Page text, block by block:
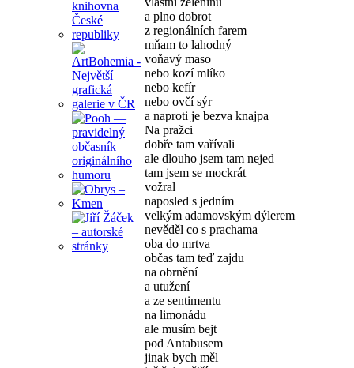
a plno dobrot
z regionálních farem
mňam to lahodný
voňavý maso
nebo kozí mlíko
nebo kefír
nebo ovčí sýr
a naproti je bezva knajpa
Na pražci
dobře tam vařívali
ale dlouho jsem tam nejed
tam jsem se mockrát
vožral
naposled s jedním
velkým adamovským dýlerem
nevěděl co s prachama
oba do mrtva
občas tam teď zajdu
na obrnění
a utužení
a ze sentimentu
na limonádu
ale musím bejt
pod Antabusem
jinak bych měl